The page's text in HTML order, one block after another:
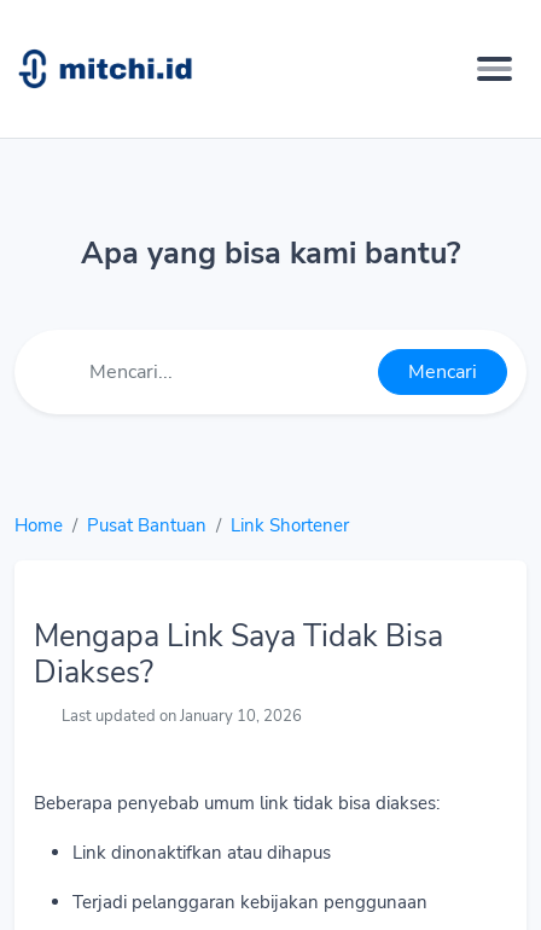
Apa yang bisa kami bantu?
Mencari
Home Pusat Bantuan Link Shortener
Mengapa Link Saya Tidak Bisa
Diakses?
Last updated on January 10, 2026
Beberapa penyebab umum link tidak bisa diakses:
Link dinonaktifkan atau dihapus
Terjadi pelanggaran kebijakan penggunaan